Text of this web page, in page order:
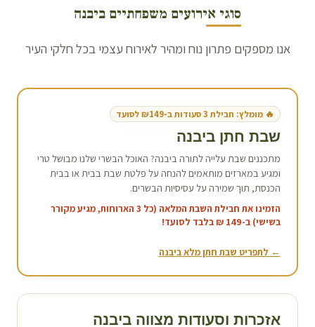
סוגי אירועים משפחתיים ביבנה
אנו מספקים פתרון נוח ומהיר לאירוח עצמי בכל חלקי העיר
🔥 מומלץ: חבילת 3 סעודות ב-₪149 לסועד
שבת חתן ביבנה
מתכננים שבת עלייה לתורה ביבנה? האוכל הבשרי שלנו מבושל טרי
ומגיע במארזים מותאמים להנחה על פלטת שבת בבית או בבית
הכנסת, תוך שמירה על עסיסיות הבשרים.
הזמינו את חבילת השבת המלאה (כל 3 הארוחות, מגיע מקורר
בשישי) ב-149 ₪ בלבד לסועד!
← לתפריט שבת חתן מלא ביבנה
אזכרות וסעודות מצווה ביבנה